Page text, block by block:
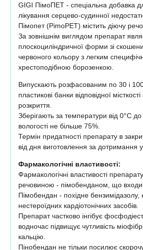
GIGI ПімоПЕТ - спеціальна добавка
лікування серцево-судинної
Пімопет (PimoPET) містить діючу
За зовнішнім виглядом препарат
плоскоциліндричної форми зі
червоного кольору з легким
хрестоподібною борозенкою.
Випускають розфасованим по 30 і
пластикові банки відповідної
розкриття.
Зберігають за температури від 0°C до
вологості не більше 75%.
Термін придатності препарату в
від дня виготовлення за дотримання
Фармакологічні властивості:
Фармакологічні властивості
речовиною - пімобенданом, що
Пімобендан - похідне бензимідазолу,
нестероїдних кардіотонічних засобів.
Препарат частково інгібує
водночас підвищує чутливість
кальцію.
Пінобендан не тільки посилює